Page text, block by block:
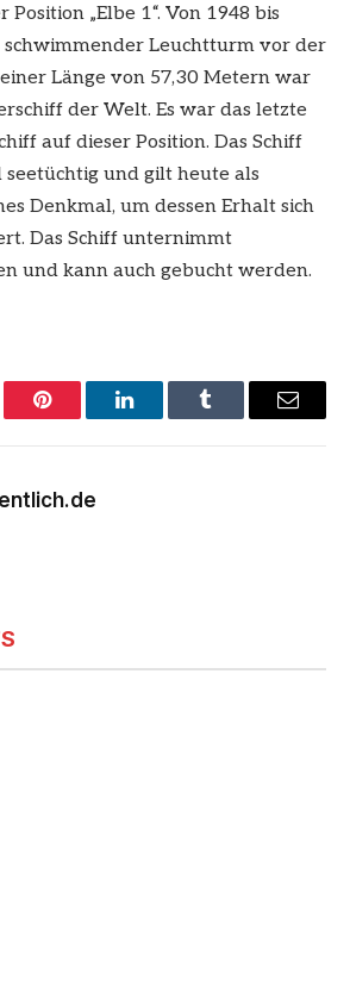
„Elbe 1“. Von 1948 bis
schwimmender Leuchtturm vor der
Länge von 57,30 Metern war
der Welt. Es war das letzte
auf dieser Position. Das Schiff
und gilt heute als
Denkmal, um dessen Erhalt sich
Das Schiff unternimmt
und kann auch gebucht werden.
Pinterest LinkedInTumblr Email